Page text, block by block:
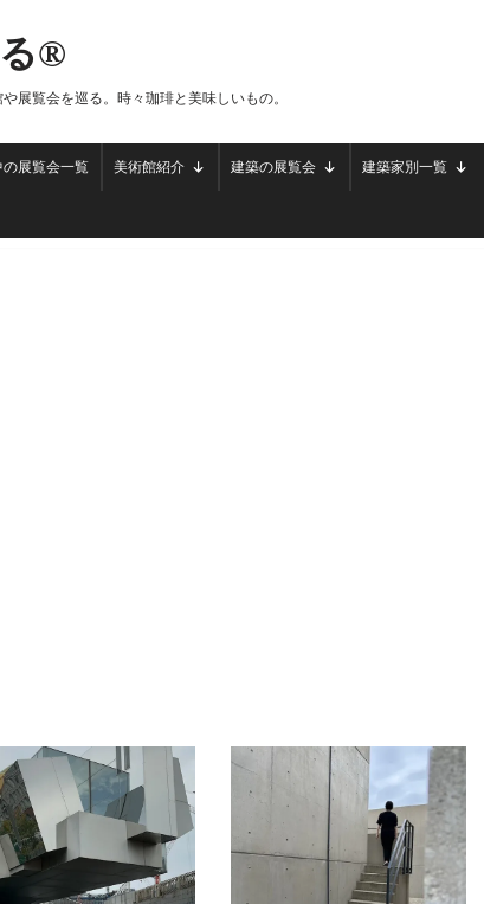
®
展覧会を巡る。時々珈琲と美味しいもの。
の展覧会一覧 美術館紹介 建築の展覧会 建築家別一覧